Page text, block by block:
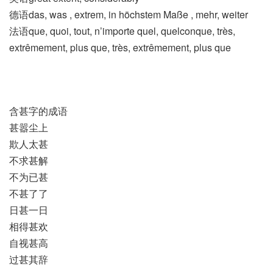
德语das, was , extrem, in höchstem Maße , mehr, weiter
法语que, quoi, tout, n’importe quel, quelconque, très,
extrêmement, plus que, très, extrêmement, plus que
含甚字的成语
甚嚣尘上
欺人太甚
不求甚解
不为已甚
不甚了了
日甚一日
相得甚欢
自视甚高
过甚其辞